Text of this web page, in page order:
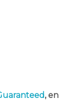
, en